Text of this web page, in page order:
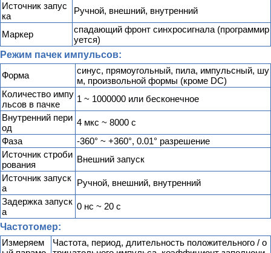
Источник запус
ка
Ручной, внешний, внутренний
Маркер
спадающий фронт синхросигнала (программир
уется)
Режим пачек импульсов:
Форма
синус, прямоугольный, пила, импульсный, шу
м, произвольной формы (кроме DC)
Количество импу
льсов в пачке
1 ~ 1000000 или бесконечное
Внутренний пери
од
4 мкс ~ 8000 с
Фаза
-360° ~ +360°, 0.01° разрешение
Источник строби
рования
Внешний запуск
Источник запуск
а
Ручной, внешний, внутренний
Задержка запуск
а
0 нс ~ 20 с
Частотомер:
Измеряем
Частота, период, длительность положительного / о